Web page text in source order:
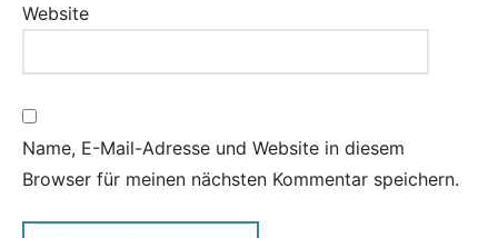
Website
Name, E-Mail-Adresse und Website in diesem
Browser für meinen nächsten Kommentar speichern.